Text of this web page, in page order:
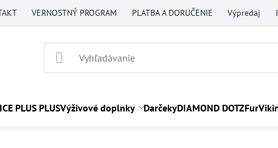
VERNOSTNÝ PROGRAM PLATBA A DORUČENIE Výpredaj
PLUS PLUSVýživové doplnky DarčekyDIAMOND DOTZ